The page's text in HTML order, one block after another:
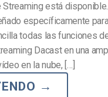
está
específicamente
todas las funciones
Dacast en una
en la nube, […]
→